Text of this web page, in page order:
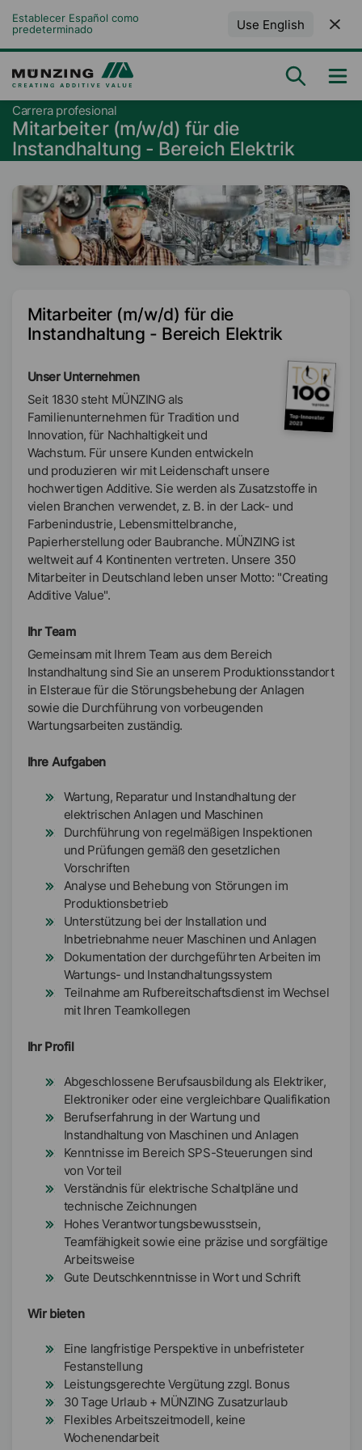
Establecer Español como
predeterminado
Use English
Carrera profesional
Mitarbeiter (m/w/d) für die
Instandhaltung - Bereich Elektrik
Mitarbeiter (m/w/d) für die
Instandhaltung - Bereich Elektrik
Unser Unternehmen
Seit 1830 steht MÜNZING als
Familienunternehmen für Tradition und
Innovation, für Nachhaltigkeit und
Wachstum. Für unsere Kunden entwickeln
und produzieren wir mit Leidenschaft unsere
hochwertigen Additive. Sie werden als Zusatzstoffe in
vielen Branchen verwendet, z. B. in der Lack- und
Farbenindustrie, Lebensmittelbranche,
Papierherstellung oder Baubranche. MÜNZING ist
weltweit auf 4 Kontinenten vertreten. Unsere 350
Mitarbeiter in Deutschland leben unser Motto: "Creating
Additive Value".
Ihr Team
Gemeinsam mit Ihrem Team aus dem Bereich
Instandhaltung sind Sie an unserem Produktionsstandort
in Elsteraue für die Störungsbehebung der Anlagen
sowie die Durchführung von vorbeugenden
Wartungsarbeiten zuständig.
Ihre Aufgaben
Wartung, Reparatur und Instandhaltung der
elektrischen Anlagen und Maschinen
Durchführung von regelmäßigen Inspektionen
und Prüfungen gemäß den gesetzlichen
Vorschriften
Analyse und Behebung von Störungen im
Produktionsbetrieb
Unterstützung bei der Installation und
Inbetriebnahme neuer Maschinen und Anlagen
Dokumentation der durchgeführten Arbeiten im
Wartungs- und Instandhaltungssystem
Teilnahme am Rufbereitschaftsdienst im Wechsel
mit Ihren Teamkollegen
Ihr Profil
Abgeschlossene Berufsausbildung als Elektriker,
Elektroniker oder eine vergleichbare Qualifikation
Berufserfahrung in der Wartung und
Instandhaltung von Maschinen und Anlagen
Kenntnisse im Bereich SPS-Steuerungen sind
von Vorteil
Verständnis für elektrische Schaltpläne und
technische Zeichnungen
Hohes Verantwortungsbewusstsein,
Teamfähigkeit sowie eine präzise und sorgfältige
Arbeitsweise
Gute Deutschkenntnisse in Wort und Schrift
Wir bieten
Eine langfristige Perspektive in unbefristeter
Festanstellung
Leistungsgerechte Vergütung zzgl. Bonus
30 Tage Urlaub + MÜNZING Zusatzurlaub
Flexibles Arbeitszeitmodell, keine
Wochenendarbeit